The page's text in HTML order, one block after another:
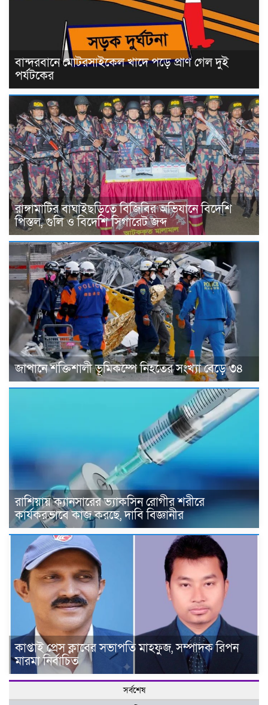
বান্দরবানে মোটরসাইকেল খাদে পড়ে প্রাণ গেল দুই
পর্যটকের
রাঙ্গামাটির বাঘাইছড়িতে বিজিবির অভিযানে বিদেশি
পিস্তল, গুলি ও বিদেশি সিগারেট জব্দ
জাপানে শক্তিশালী ভূমিকম্পে নিহতের সংখ্যা বেড়ে ৩৪
রাশিয়ায় ক্যানসারের ভ্যাকসিন রোগীর শরীরে
কার্যকরভাবে কাজ করছে, দাবি বিজ্ঞানীর
কাপ্তাই প্রেস ক্লাবের সভাপতি মাহফুজ, সম্পাদক রিপন
মারমা নির্বাচিত
সর্বশেষ